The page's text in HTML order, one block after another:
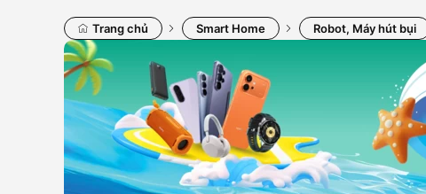
Trang chủ Smart Home Robot, Máy hút bụi